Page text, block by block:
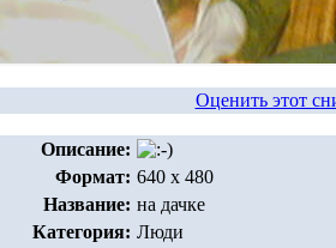
Оценить этот
Описание:
Формат: 640 x 480
Название: на дачке
Категория: Люди